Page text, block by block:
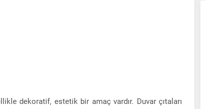
dekoratif, estetik bir amaç vardır. Duvar çıtaları